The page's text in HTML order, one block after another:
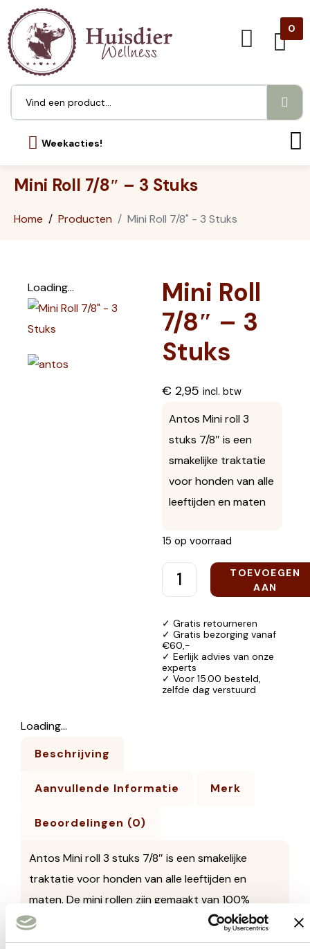
0
Weekacties!
Mini Roll 7/8″ – 3 Stuks
Home Producten Mini Roll 7/8" - 3 Stuks
Loading...
Mini Roll
7/8″ – 3
Stuks
€ 2,95 incl. btw
Antos Mini roll 3
stuks 7/8″ is een
smakelijke traktatie
voor honden van alle
leeftijden en maten
15 op voorraad
TOEVOEGEN
AAN
✓ Gratis retourneren
✓ Gratis bezorging vanaf
€60,-
✓ Eerlijk advies van onze
experts
✓ Voor 15.00 besteld,
zelfde dag verstuurd
Loading...
Beschrijving
Aanvullende Informatie Merk
Beoordelingen (0)
Antos Mini roll 3 stuks 7/8″ is een smakelijke
traktatie voor honden van alle leeftijden en
maten. De mini rollen zijn gemaakt van 100%
natuurlijk runderhuid en zijn vrij van kunstmatige
kleur-, geur- en smaakstoffen. Het kauwen op